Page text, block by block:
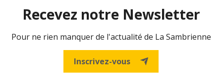
Recevez notre Newsletter
Pour ne rien manquer de l'actualité de La Sambrienne
Inscrivez-vous